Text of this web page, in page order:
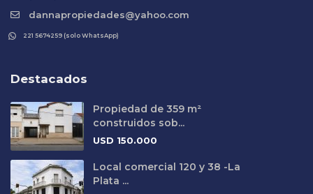
dannapropiedades@yahoo.com
221 5674259 (solo WhatsApp)
Destacados
Propiedad de 359 m²
construidos sob...
USD 150.000
Local comercial 120 y 38 -La
Plata ...